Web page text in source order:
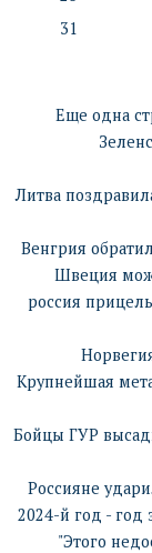
31
Еще одна
Литва
Венгрия
Швеция
россия
Крупнейшая
Бойцы ГУР
Россияне
2024-й год - год
"Этого